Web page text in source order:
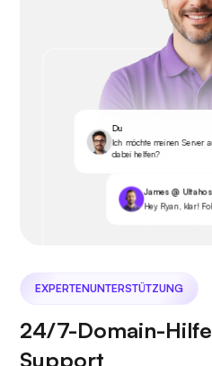
Du
Ich möchte meinen Server
dabei helfen?
James @
Hey Ryan, klar!
EXPERTENUNTERSTÜTZUNG
24/7-Domain-
Support